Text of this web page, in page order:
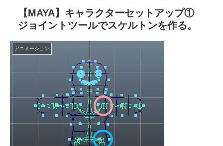
【MAYA】キャラクターセットアップ①
ジョイントツールでスケルトンを作る。
アニメーション